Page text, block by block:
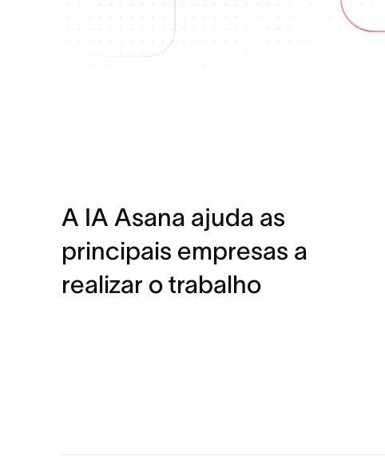
A IA Asana ajuda as
principais empresas a
realizar o trabalho